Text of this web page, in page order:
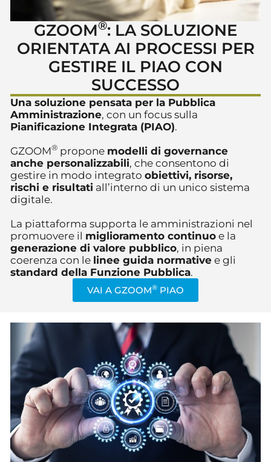
GZOOM®: LA SOLUZIONE
ORIENTATA AI PROCESSI PER
GESTIRE IL PIAO CON
SUCCESSO
Una soluzione pensata per la Pubblica
Amministrazione, con un focus sulla
Pianificazione Integrata (PIAO).
GZOOM® propone modelli di governance
anche personalizzabili, che consentono di
gestire in modo integrato obiettivi, risorse,
rischi e risultati all’interno di un unico sistema
digitale.
La piattaforma supporta le amministrazioni nel
promuovere il miglioramento continuo e la
generazione di valore pubblico, in piena
coerenza con le linee guida normative e gli
standard della Funzione Pubblica.
VAI A GZOOM® PIAO